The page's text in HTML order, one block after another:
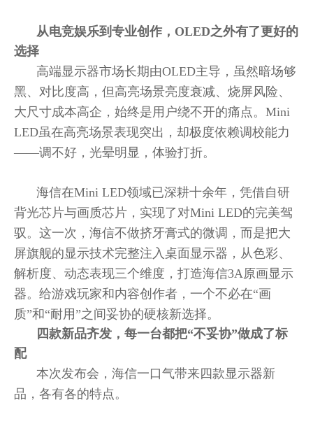
从电竞娱乐到专业创作，OLED之外有了更好的
选择
高端显示器市场长期由OLED主导，虽然暗场够
黑、对比度高，但高亮场景亮度衰减、烧屏风险、
大尺寸成本高企，始终是用户绕不开的痛点。Mini
LED虽在高亮场景表现突出，却极度依赖调校能力
——调不好，光晕明显，体验打折。
海信在Mini LED领域已深耕十余年，凭借自研
背光芯片与画质芯片，实现了对Mini LED的完美驾
驭。这一次，海信不做挤牙膏式的微调，而是把大
屏旗舰的显示技术完整注入桌面显示器，从色彩、
解析度、动态表现三个维度，打造海信3A原画显示
器。给游戏玩家和内容创作者，一个不必在“画
质”和“耐用”之间妥协的硬核新选择。
四款新品齐发，每一台都把“不妥协”做成了标
配
本次发布会，海信一口气带来四款显示器新
品，各有各的特点。